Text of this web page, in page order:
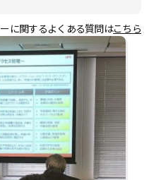
に関するよくある質問はこちら